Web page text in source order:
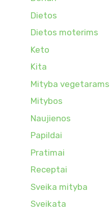
Dietos
Dietos moterims
Keto
Kita
Mityba vegetarams
Mitybos
Naujienos
Papildai
Pratimai
Receptai
Sveika mityba
Sveikata